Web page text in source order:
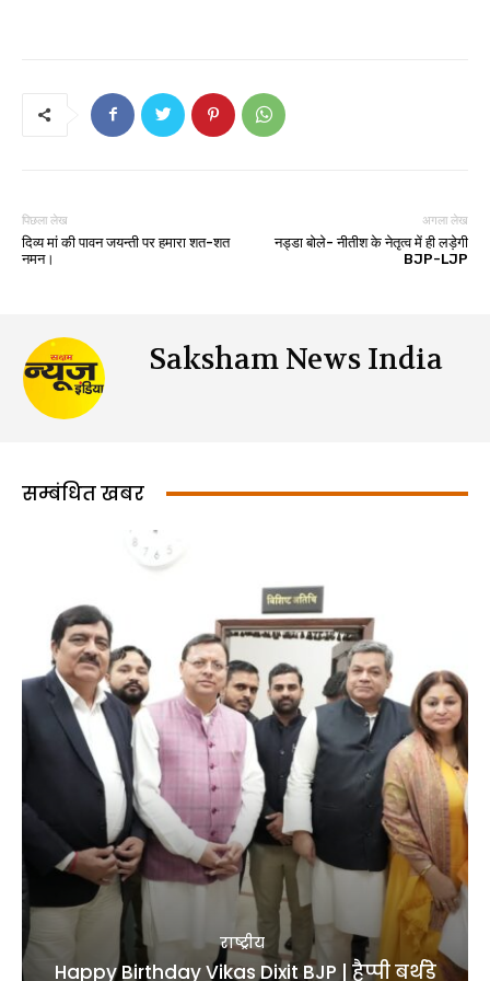
पिछला लेख
दिव्य मां की पावन जयन्ती पर हमारा शत-शत
नमन।
अगला लेख
नड्डा बोले- नीतीश के नेतृत्व में ही लड़ेगी
BJP-LJP
Saksham News India
सम्बंधित खबर
राष्ट्रीय
Happy Birthday Vikas Dixit BJP | हैप्पी बर्थडे